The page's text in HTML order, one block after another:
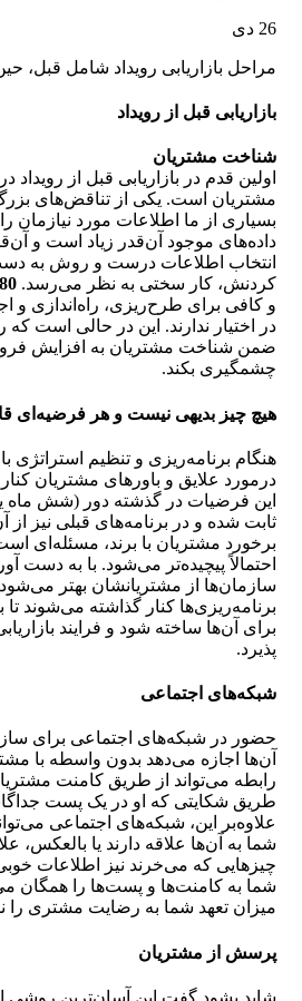
26 دی
مراحل بازاریابی رویداد شامل قبل،
بازاریابی قبل از رویداد
شناخت مشتریان
اولین قدم در بازاریابی قبل از رویداد
مشتریان است. یکی از تناقض‌های
بسیاری از ما اطلاعات مورد نیازمان را
داده‌های موجود آن‌قدر زیاد است و
انتخاب اطلاعات درست و روش به
کردنش، کار سختی به نظر می‌رسد. 80 درصد
و کافی برای طرح‌ریزی، راه‌اندازی و
در اختیار ندارند. این در حالی است
ضمن شناخت مشتریان به افزایش
چشمگیری بکند.
هیچ چیز بدیهی نیست و هر فرضیه‌ای
هنگام برنامه‌ریزی و تنظیم استراتژی
درمورد علایق و باورهای مشتریان
این فرضیات در گذشته دور (شش ماه
ثابت شده و در برنامه‌های قبلی نیز
برخورد مشتریان با برند، مسئله‌ای
احتمالاً پیچیده‌تر می‌شود. با به دست
سازمان‌ها از مشتریانشان بهتر
برنامه‌ریزی‌ها کنار گذاشته می‌شوند
برای آن‌ها ساخته شود و فرایند
پذیرد.
شبکه‌های اجتماعی
حضور در شبکه‌های اجتماعی برای
آن‌ها اجازه می‌دهد بدون واسطه با
رابطه می‌تواند از طریق کامنت
طریق شکایتی که او در یک پست
علاوه‌بر این، شبکه‌های اجتماعی
شما به آن‌ها علاقه دارند یا بالعکس،
چیزهایی که می‌خرند نیز اطلاعات
شما به کامنت‌ها و پست‌ها را همگان
میزان تعهد شما به رضایت مشتری را
پرسش از مشتریان
شاید بشود گفت این آسان‌ترین روشی